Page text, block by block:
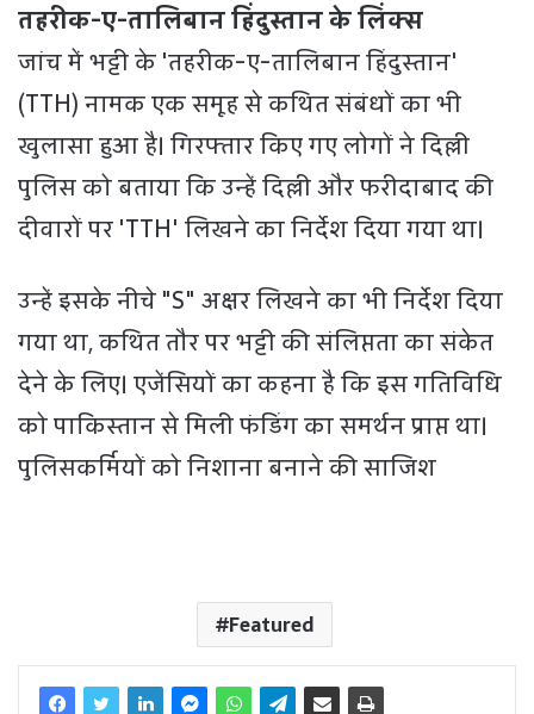
तहरीक-ए-तालिबान हिंदुस्तान के लिंक्स
जांच में भट्टी के 'तहरीक-ए-तालिबान हिंदुस्तान'
(TTH) नामक एक समूह से कथित संबंधों का भी
खुलासा हुआ है। गिरफ्तार किए गए लोगों ने दिल्ली
पुलिस को बताया कि उन्हें दिल्ली और फरीदाबाद की
दीवारों पर 'TTH' लिखने का निर्देश दिया गया था।
उन्हें इसके नीचे "S" अक्षर लिखने का भी निर्देश दिया
गया था, कथित तौर पर भट्टी की संलिप्तता का संकेत
देने के लिए। एजेंसियों का कहना है कि इस गतिविधि
को पाकिस्तान से मिली फंडिंग का समर्थन प्राप्त था।
पुलिसकर्मियों को निशाना बनाने की साजिश
Featured